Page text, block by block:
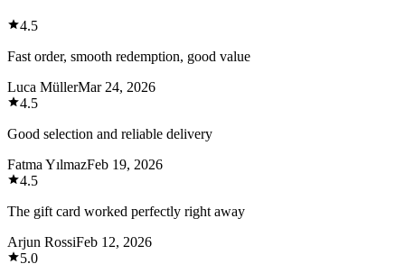
4.5
Fast order, smooth redemption, good value
Luca MüllerMar 24, 2026
4.5
Good selection and reliable delivery
Fatma YılmazFeb 19, 2026
4.5
The gift card worked perfectly right away
Arjun RossiFeb 12, 2026
5.0